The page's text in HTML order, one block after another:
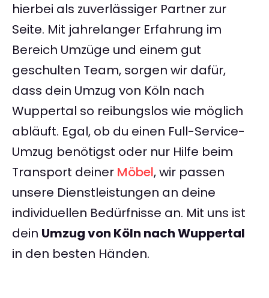
hierbei als zuverlässiger Partner zur
Seite. Mit jahrelanger Erfahrung im
Bereich Umzüge und einem gut
geschulten Team, sorgen wir dafür,
dass dein Umzug von Köln nach
Wuppertal so reibungslos wie möglich
abläuft. Egal, ob du einen Full-Service-
Umzug benötigst oder nur Hilfe beim
Transport deiner Möbel, wir passen
unsere Dienstleistungen an deine
individuellen Bedürfnisse an. Mit uns ist
dein Umzug von Köln nach Wuppertal
in den besten Händen.